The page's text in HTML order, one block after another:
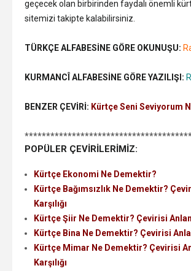
geçecek olan birbirinden faydalı önemli
sitemizi takipte kalabilirsiniz.
TÜRKÇE ALFABESİNE GÖRE OKUNUŞU:
KURMANCÎ ALFABESİNE GÖRE YAZILIŞI:
BENZER ÇEVİRİ: Kürtçe Seni Seviyorum
POPÜLER ÇEVİRİLERİMİZ:
Kürtçe Ekonomi Ne Demektir?
Kürtçe Bağımsızlık Ne Demektir?
Karşılığı
Kürtçe Şiir Ne Demektir? Çevirisi
Kürtçe Bina Ne Demektir? Çevirisi
Kürtçe Mimar Ne Demektir? Çevirisi
Karşılığı